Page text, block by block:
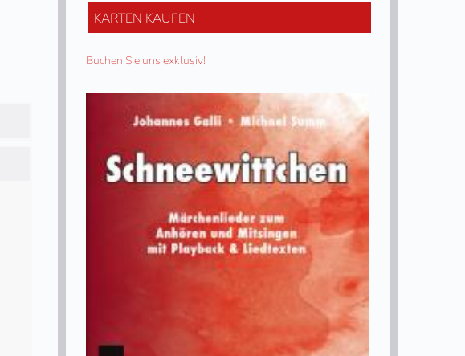
KARTEN KAUFEN
Buchen Sie uns exklusiv!